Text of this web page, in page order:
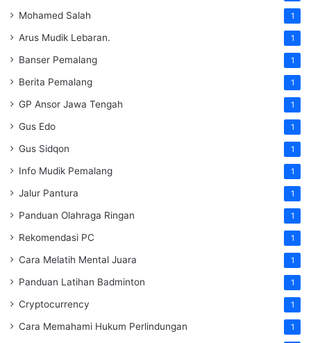
Mohamed Salah 1
Arus Mudik Lebaran. 1
Banser Pemalang 1
Berita Pemalang 1
GP Ansor Jawa Tengah 1
Gus Edo 1
Gus Sidqon 1
Info Mudik Pemalang 1
Jalur Pantura 1
Panduan Olahraga Ringan 1
Rekomendasi PC 1
Cara Melatih Mental Juara 1
Panduan Latihan Badminton 1
Cryptocurrency 1
Cara Memahami Hukum Perlindungan 1